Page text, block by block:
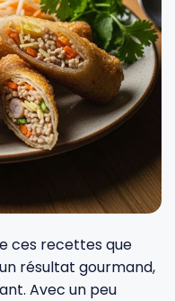
ces recettes que
résultat gourmand,
Avec un peu